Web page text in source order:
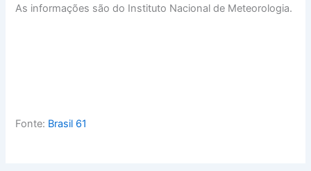
As informações são do Instituto Nacional de Meteorologia.
Fonte: Brasil 61